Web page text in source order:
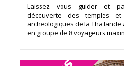
Laissez vous guider et
découverte des temples
archéologiques de la Thaïlande
en groupe de 8 voyageurs